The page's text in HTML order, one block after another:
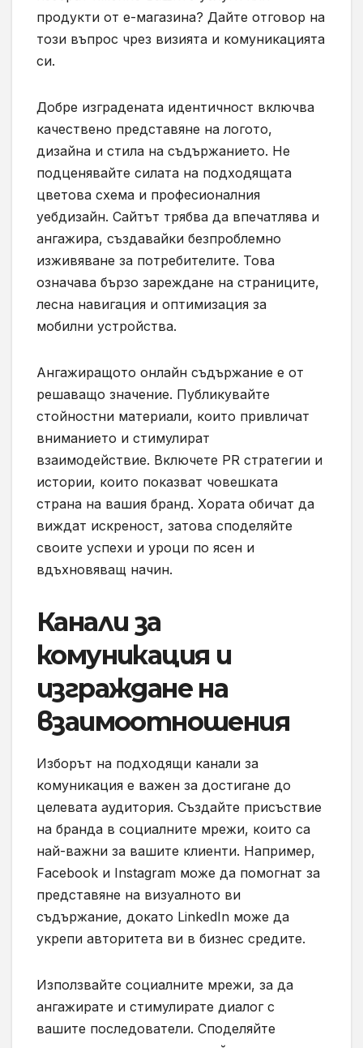
продукти от е-магазина? Дайте отговор на
този въпрос чрез визията и комуникацията
си.
Добре изградената идентичност включва
качествено представяне на логото,
дизайна и стила на съдържанието. Не
подценявайте силата на подходящата
цветова схема и професионалния
уебдизайн. Сайтът трябва да впечатлява и
ангажира, създавайки безпроблемно
изживяване за потребителите. Това
означава бързо зареждане на страниците,
лесна навигация и оптимизация за
мобилни устройства.
Ангажиращото онлайн съдържание е от
решаващо значение. Публикувайте
стойностни материали, които привличат
вниманието и стимулират
взаимодействие. Включете PR стратегии и
истории, които показват човешката
страна на вашия бранд. Хората обичат да
виждат искреност, затова споделяйте
своите успехи и уроци по ясен и
вдъхновяващ начин.
Канали за
комуникация и
изграждане на
взаимоотношения
Изборът на подходящи канали за
комуникация е важен за достигане до
целевата аудитория. Създайте присъствие
на бранда в социалните мрежи, които са
най-важни за вашите клиенти. Например,
Facebook и Instagram може да помогнат за
представяне на визуалното ви
съдържание, докато LinkedIn може да
укрепи авторитета ви в бизнес средите.
Използвайте социалните мрежи, за да
ангажирате и стимулирате диалог с
вашите последователи. Споделяйте